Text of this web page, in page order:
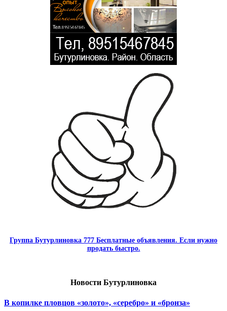
Группа Бутурлиновка 777 Бесплатные объявления. Если нужно
продать быстро.
Новости Бутурлиновка
В копилке пловцов «золото», «серебро» и «бронза»